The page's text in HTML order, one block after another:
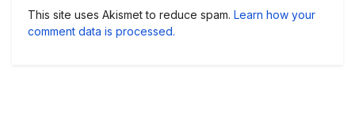
This site uses Akismet to reduce spam. Learn how your
comment data is processed.